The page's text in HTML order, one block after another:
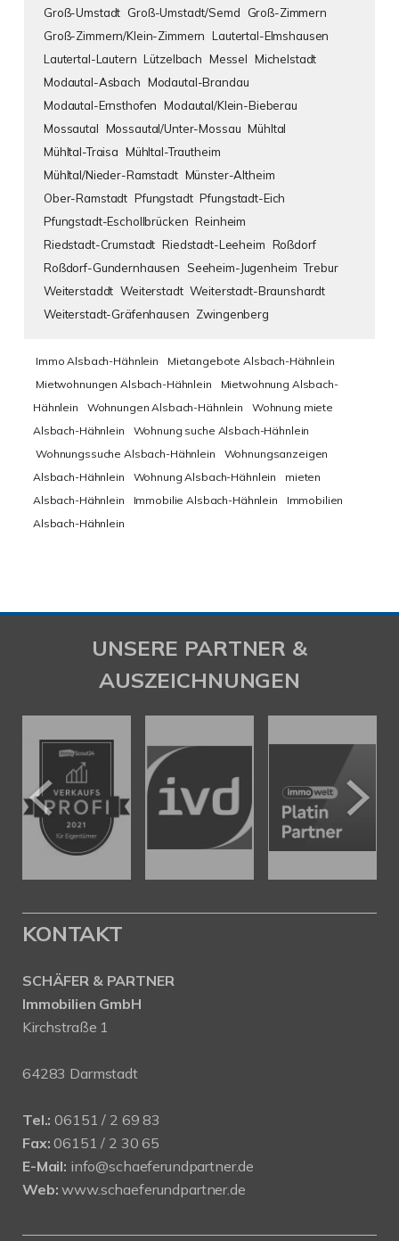
Groß-Umstadt Groß-Umstadt/Semd
Groß-Zimmern
Groß-Zimmern/Klein-Zimmern Lautertal-Elmshausen
Lautertal-Lautern Lützelbach Messel Michelstadt
Modautal-Asbach Modautal-Brandau
Modautal-Ernsthofen Modautal/Klein-Bieberau
Mossautal Mossautal/Unter-Mossau Mühltal
Mühltal-Traisa Mühltal-Trautheim
Mühltal/Nieder-Ramstadt Münster-Altheim
Ober-Ramstadt Pfungstadt Pfungstadt-Eich
Pfungstadt-Eschollbrücken Reinheim
Riedstadt-Crumstadt Riedstadt-Leeheim Roßdorf
Roßdorf-Gundernhausen Seeheim-Jugenheim Trebur
Weiterstaddt Weiterstadt Weiterstadt-Braunshardt
Weiterstadt-Gräfenhausen Zwingenberg
Immo Alsbach-Hähnlein
Mietangebote Alsbach-Hähnlein
Mietwohnungen Alsbach-Hähnlein
Mietwohnung Alsbach-
Hähnlein
Wohnungen Alsbach-Hähnlein
Wohnung miete
Alsbach-Hähnlein
Wohnung suche Alsbach-Hähnlein
Wohnungssuche Alsbach-Hähnlein
Wohnungsanzeigen
Alsbach-Hähnlein
Wohnung Alsbach-Hähnlein
mieten
Alsbach-Hähnlein
Immobilie Alsbach-Hähnlein
Immobilien
Alsbach-Hähnlein
UNSERE PARTNER &
AUSZEICHNUNGEN
KONTAKT
SCHÄFER & PARTNER
Immobilien GmbH
Kirchstraße 1
64283 Darmstadt
Tel.: 06151 / 2 69 83
Fax: 06151 / 2 30 65
E-Mail: info@schaeferundpartner.de
Web: www.schaeferundpartner.de